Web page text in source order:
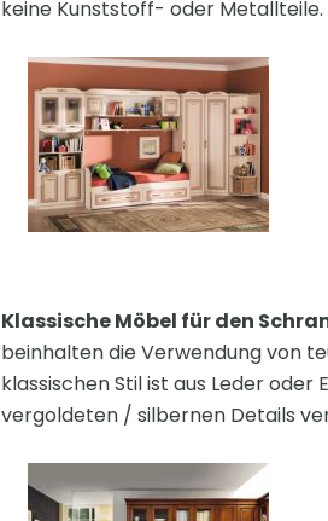
keine Kunststoff- oder Metallteile.
Klassische Möbel für den
beinhalten die Verwendung von
klassischen Stil ist aus Leder
vergoldeten / silbernen Details